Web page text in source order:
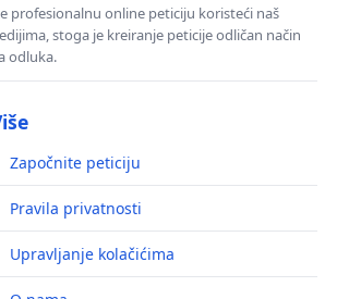
profesionalnu online peticiju koristeći naš
stoga je kreiranje peticije odličan način
odluka.
Započnite peticiju
Pravila privatnosti
Upravljanje kolačićima